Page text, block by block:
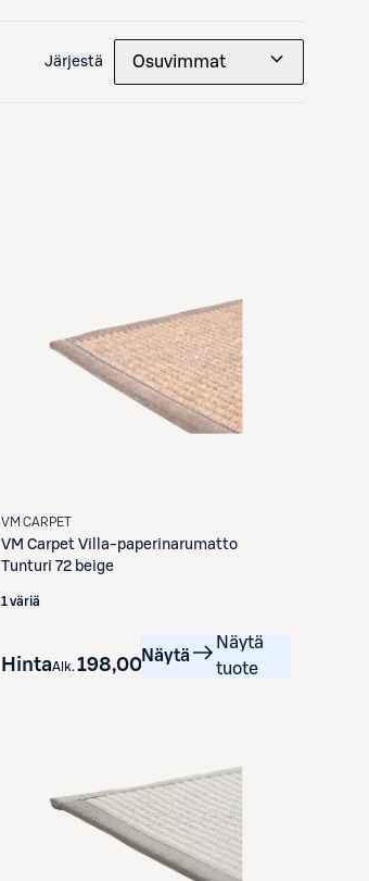
Järjestä Osuvimmat
VM CARPET
VM Carpet Villa-paperinarumatto
Tunturi 72 beige
1 väriä
HintaAlk. 198,00 €Näytä
Näytä
tuote